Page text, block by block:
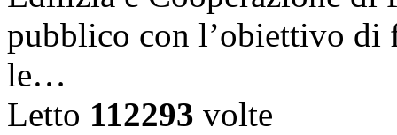
pubblico con l’obiettivo di
le…
Letto 112293 volte